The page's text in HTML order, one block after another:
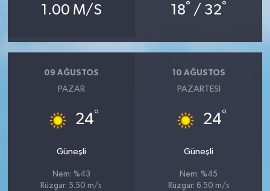
1.00 M/S 18° / 32°
09 AĞUSTOS
PAZAR
24°
Güneşli
Nem: %43
Rüzgar: 5.50 m/s
10 AĞUSTOS
PAZARTESI
24°
Güneşli
Nem: %45
Rüzgar: 6.50 m/s